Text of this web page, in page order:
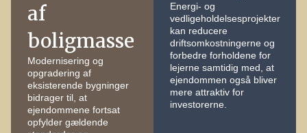
af
boligmasse
Modernisering og
opgradering af
eksisterende bygninger
bidrager til, at
ejendommene fortsat
opfylder gældende
Energi- og
vedligeholdelsesprojekter
kan reducere
driftsomkostningerne og
forbedre forholdene for
lejerne samtidig med, at
ejendommen også bliver
mere attraktiv for
investorerne.